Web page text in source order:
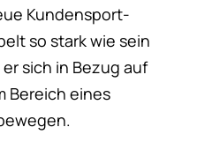
Kundensport-
so stark wie sein
sich in Bezug auf
Bereich eines